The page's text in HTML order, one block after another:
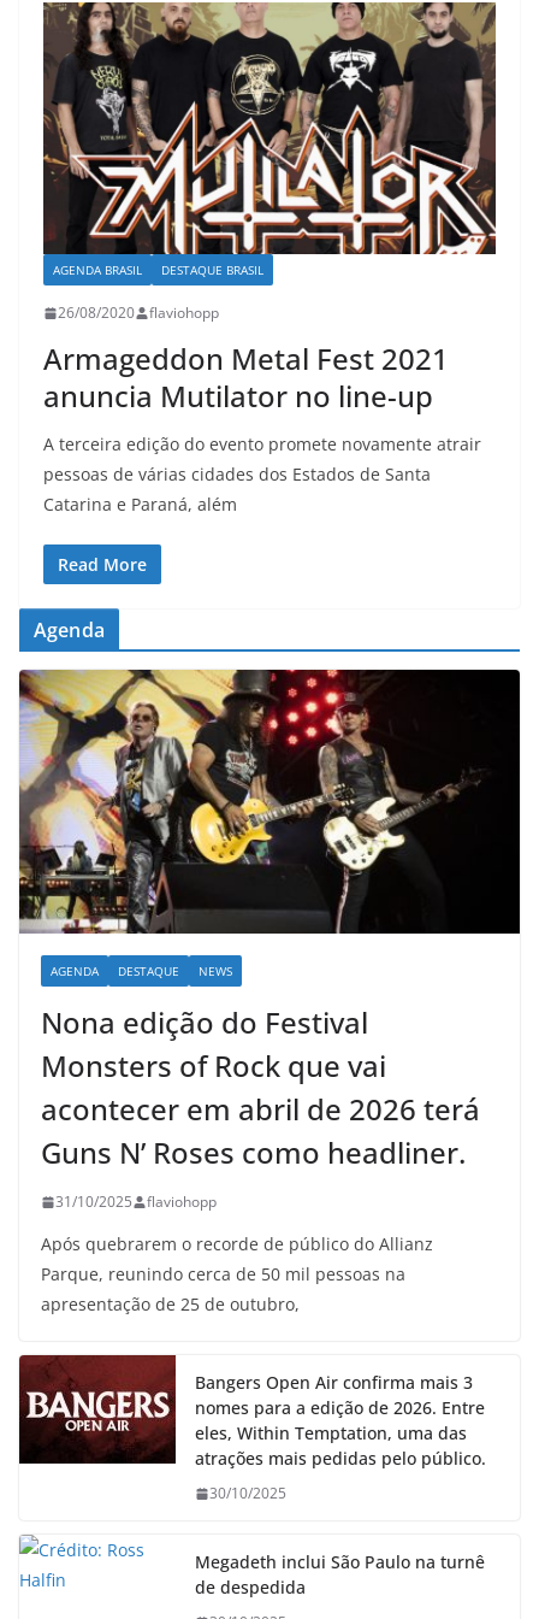
AGENDA BRASIL DESTAQUE BRASIL
26/08/2020 flaviohopp
Armageddon Metal Fest 2021
anuncia Mutilator no line-up
A terceira edição do evento promete novamente atrair
pessoas de várias cidades dos Estados de Santa
Catarina e Paraná, além
Read More
Agenda
AGENDA DESTAQUE NEWS
Nona edição do Festival
Monsters of Rock que vai
acontecer em abril de 2026 terá
Guns N’ Roses como headliner.
31/10/2025 flaviohopp
Após quebrarem o recorde de público do Allianz
Parque, reunindo cerca de 50 mil pessoas na
apresentação de 25 de outubro,
Bangers Open Air confirma mais 3
nomes para a edição de 2026. Entre
eles, Within Temptation, uma das
atrações mais pedidas pelo público.
30/10/2025
Megadeth inclui São Paulo na turnê
de despedida